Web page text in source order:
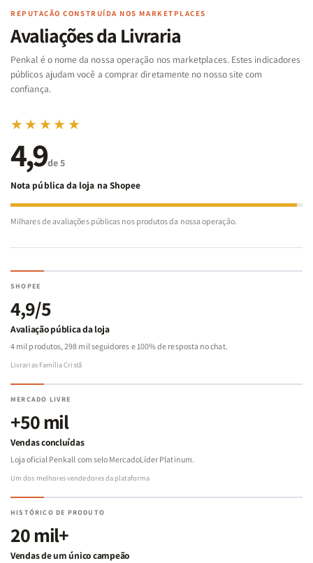
Famílias
Bíblia
-
Penkal
Famílias
da
Bíblia
-
Penkal
de
REPUTAÇÃO CONSTRUÍDA NOS MARKETPLACES
Avaliações da Livraria
Penkal é o nome da nossa operação nos marketplaces. Estes indicadores
públicos ajudam você a comprar diretamente no nosso site com
confiança.
★★★★★
4,9de 5
Nota pública da loja na Shopee
Milhares de avaliações públicas nos produtos da nossa operação.
SHOPEE
4,9/5
Avaliação pública da loja
4 mil produtos, 298 mil seguidores e 100% de resposta no chat.
Livrarias Família Cristã
MERCADO LIVRE
+50 mil
Vendas concluídas
Loja oficial Penkall com selo MercadoLíder Platinum.
Um dos melhores vendedores da plataforma
HISTÓRICO DE PRODUTO
20 mil+
Vendas de um único campeão